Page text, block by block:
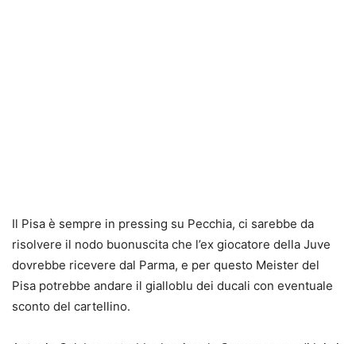
Il Pisa è sempre in pressing su Pecchia, ci sarebbe da
risolvere il nodo buonuscita che l’ex giocatore della Juve
dovrebbe ricevere dal Parma, e per questo Meister del
Pisa potrebbe andare il gialloblu dei ducali con eventuale
sconto del cartellino.